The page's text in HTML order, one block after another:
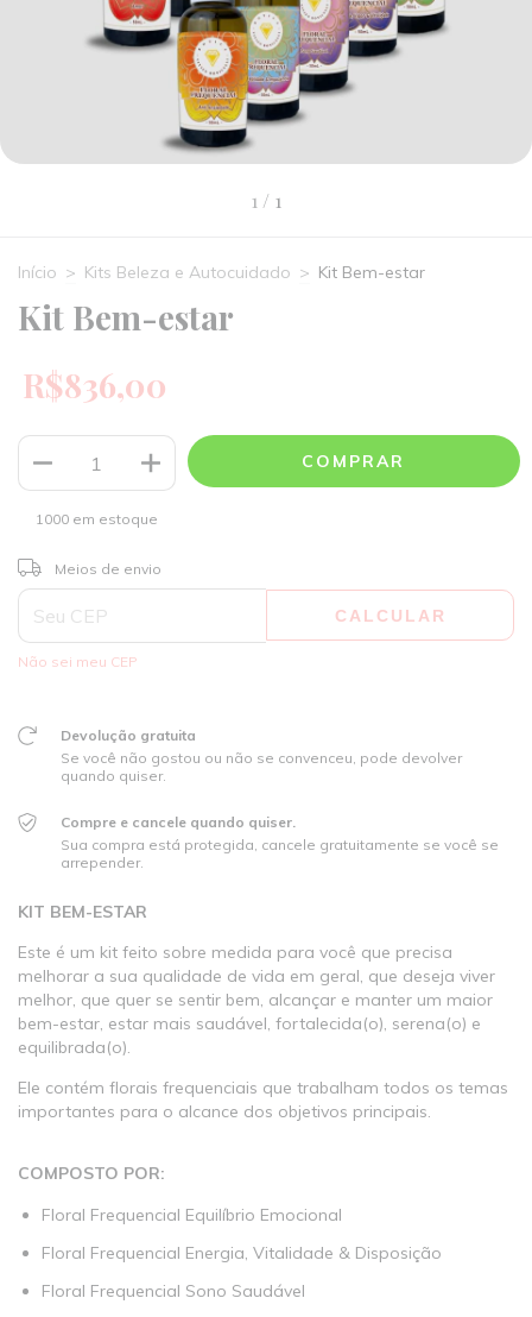
1 / 1
Início > Kits Beleza e Autocuidado > Kit Bem-estar
Kit Bem-estar
R$836,00
1000em estoque
Entregas para o CEP:
Meios de envio
CALCULAR
Não sei meu CEP
Devolução gratuita
Se você não gostou ou não se convenceu, pode devolver
quando quiser.
Compre e cancele quando quiser.
Sua compra está protegida, cancele gratuitamente se você se
arrepender.
KIT BEM-ESTAR
Este é um kit feito sobre medida para você que precisa
melhorar a sua qualidade de vida em geral, que deseja viver
melhor, que quer se sentir bem, alcançar e manter um maior
bem-estar, estar mais saudável, fortalecida(o), serena(o) e
equilibrada(o).
Ele contém florais frequenciais que trabalham todos os temas
importantes para o alcance dos objetivos principais.
COMPOSTO POR:
Floral Frequencial Equilíbrio Emocional
Floral Frequencial Energia, Vitalidade & Disposição
Floral Frequencial Sono Saudável